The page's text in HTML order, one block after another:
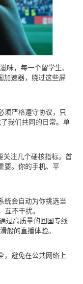
味，每一个留学生、
加速器，绕过这些屏
须严格遵守协议，只
我们共同的日常。单
关注几个硬核指标。首
要。你的手机、平
统会自动为你挑选当
不干扰。
过高质量的回国专线
般的直播体验。
，避免在公共网络上